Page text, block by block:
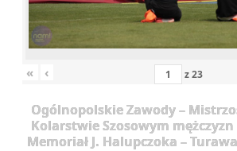
« ‹ z23
Ogólnopolskie Zawody –
Kolarstwie Szosowym mężczyzn
Memoriał J. Halupczoka –